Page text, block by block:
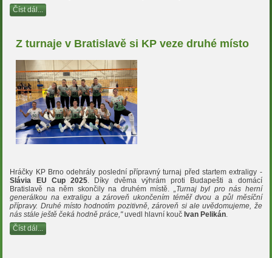
Číst dál...
Z turnaje v Bratislavě si KP veze druhé místo
Hráčky KP Brno odehrály poslední přípravný turnaj před startem extraligy -
Slávia EU Cup 2025 . Díky dvěma výhrám proti Budapešti a domácí
Bratislavě na něm skončily na druhém místě.
„Turnaj byl pro nás herní
generálkou na extraligu a zároveň ukončením téměř dvou a půl měsíční
přípravy. Druhé místo hodnotím pozitivně, zároveň si ale uvědomujeme, že
nás stále ještě čeká hodně práce,"uvedl hlavní koučIvan Pelikán
Číst dál...